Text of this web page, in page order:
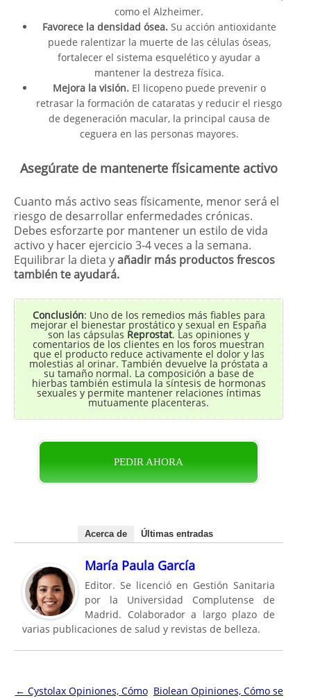
como el Alzheimer.
Favorece la densidad ósea. Su acción antioxidante
puede ralentizar la muerte de las células óseas,
fortalecer el sistema esquelético y ayudar a
mantener la destreza física.
Mejora la visión. El licopeno puede prevenir o
retrasar la formación de cataratas y reducir el riesgo
de degeneración macular, la principal causa de
ceguera en las personas mayores.
Asegúrate de mantenerte físicamente activo
Cuanto más activo seas físicamente, menor será el
riesgo de desarrollar enfermedades crónicas.
Debes esforzarte por mantener un estilo de vida
activo y hacer ejercicio 3-4 veces a la semana.
Equilibrar la dieta yañadir más productos frescos
también te ayudará.
Conclusión: Uno de los remedios más fiables para
mejorar el bienestar prostático y sexual en España
son las cápsulas Reprostat. Las opiniones y
comentarios de los clientes en los foros muestran
que el producto reduce activamente el dolor y las
molestias al orinar. También devuelve la próstata a
su tamaño normal. La composición a base de
hierbas también estimula la síntesis de hormonas
sexuales y permite mantener relaciones íntimas
mutuamente placenteras.
PEDIR AHORA
Acerca de Últimas entradas
María Paula García
Editor. Se licenció en Gestión Sanitaria
por la Universidad Complutense de
Madrid. Colaborador a largo plazo de
varias publicaciones de salud y revistas de belleza.
Navegación de entradas
← Cystolax Opiniones, Cómo Biolean Opiniones, Cómo se